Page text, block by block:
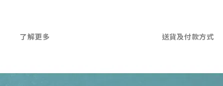
了解更多 送貨及付款方式